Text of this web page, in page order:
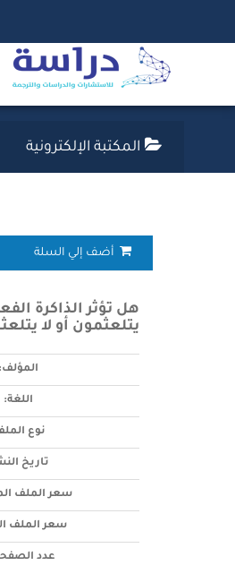
المكتبة الإلكترونية
أضف إلي السلة
هل تؤثر الذاكرة
يتلعثمون أو لا
المؤلف:
اللغة:
نوع
تاريخ
سعر الملف
سعر الملف
عدد